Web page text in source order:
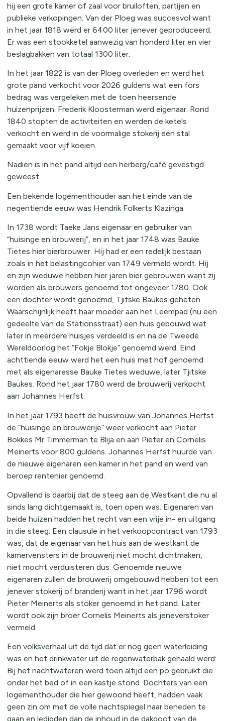
hij een grote kamer of zaal voor bruiloften, partijen en
publieke verkopingen. Van der Ploeg was succesvol want
in het jaar 1818 werd er 6400 liter jenever geproduceerd.
Er was een stookketel aanwezig van honderd liter en vier
beslagbakken van totaal 1300 liter.
In het jaar 1822 is van der Ploeg overleden en werd het
grote pand verkocht voor 2026 guldens wat een fors
bedrag was vergeleken met de toen heersende
huizenprijzen. Frederik Kloosterman werd eigenaar. Rond
1840 stopten de activiteiten en werden de ketels
verkocht en werd in de voormalige stokerij een stal
gemaakt voor vijf koeien.
Nadien is in het pand altijd een herberg/café gevestigd
geweest.
Een bekende logementhouder aan het einde van de
negentiende eeuw was Hendrik Folkerts Klazinga.
In 1738 wordt Taeke Jans eigenaar en gebruiker van
“huisinge en brouwerij”, en in het jaar 1748 was Bauke
Tietes hier bierbrouwer. Hij had er een redelijk bestaan
zoals in het belastingcohier van 1749 vermeld wordt. Hij
en zijn weduwe hebben hier jaren bier gebrouwen want zij
worden als brouwers genoemd tot ongeveer 1780. Ook
een dochter wordt genoemd, Tjitske Baukes geheten.
Waarschijnlijk heeft haar moeder aan het Leempad (nu een
gedeelte van de Stationsstraat) een huis gebouwd wat
later in meerdere huisjes verdeeld is en na de Tweede
Wereldoorlog het “Fokje Blokje” genoemd werd. Eind
achttiende eeuw werd het een huis met hof genoemd
met als eigenaresse Bauke Tietes weduwe, later Tjitske
Baukes. Rond het jaar 1780 werd de brouwerij verkocht
aan Johannes Herfst.
In het jaar 1793 heeft de huisvrouw van Johannes Herfst
de “huisinge en brouwerije” weer verkocht aan Pieter
Bokkes Mr Timmerman te Blija en aan Pieter en Cornelis
Meinerts voor 800 guldens. Johannes Herfst huurde van
de nieuwe eigenaren een kamer in het pand en werd van
beroep rentenier genoemd.
Opvallend is daarbij dat de steeg aan de Westkant die nu al
sinds lang dichtgemaakt is, toen open was. Eigenaren van
beide huizen hadden het recht van een vrije in- en uitgang
in die steeg. Een clausule in het verkoopcontract van 1793
was, dat de eigenaar van het huis aan de westkant de
kamervensters in de brouwerij niet mocht dichtmaken,
niet mocht verduisteren dus. Genoemde nieuwe
eigenaren zullen de brouwerij omgebouwd hebben tot een
jenever stokerij of branderij want in het jaar 1796 wordt
Pieter Meinerts als stoker genoemd in het pand. Later
wordt ook zijn broer Cornelis Meinerts als jeneverstoker
vermeld.
Een volksverhaal uit de tijd dat er nog geen waterleiding
was en het drinkwater uit de regenwaterbak gehaald werd:
Bij het nachtwateren werd toen altijd een po gebruikt die
onder het bed of in een kastje stond. Dochters van een
logementhouder die hier gewoond heeft, hadden vaak
geen zin om met de volle nachtspiegel naar beneden te
gaan en ledigden dan de inhoud in de dakgoot van de